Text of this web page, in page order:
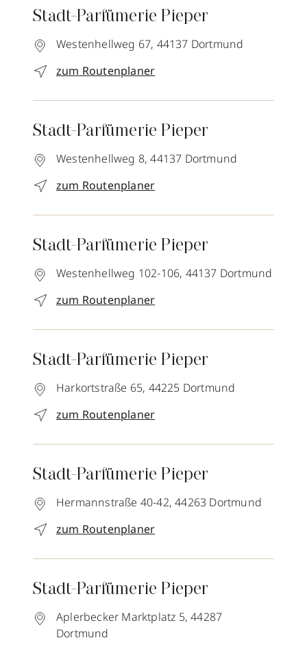
Stadt-Parfümerie Pieper
Westenhellweg 67, 44137 Dortmund
zum Routenplaner
Stadt-Parfümerie Pieper
Westenhellweg 8, 44137 Dortmund
zum Routenplaner
Stadt-Parfümerie Pieper
Westenhellweg 102-106, 44137 Dortmund
zum Routenplaner
Stadt-Parfümerie Pieper
Harkortstraße 65, 44225 Dortmund
zum Routenplaner
Stadt-Parfümerie Pieper
Hermannstraße 40-42, 44263 Dortmund
zum Routenplaner
Stadt-Parfümerie Pieper
Aplerbecker Marktplatz 5, 44287
Dortmund